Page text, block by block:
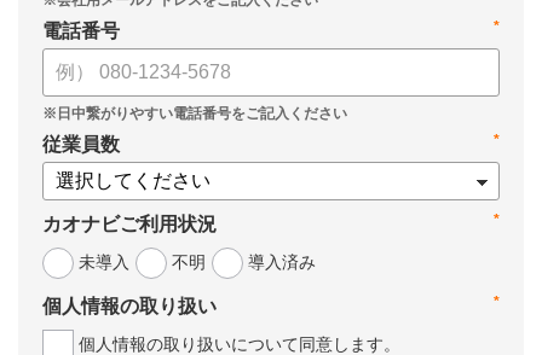
*
電話番号
*
従業員数
*
カオナビご利用状況
未導入
不明 導入済み
*
個人情報の取り扱い
個人情報の取り扱いについて同意します。